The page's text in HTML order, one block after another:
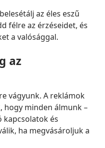
az éles eszű
félre az érzéseidet, és
a valósággal.
az
vágyunk. A reklámok
hogy minden álmunk –
kapcsolatok és
ha megvásároljuk a